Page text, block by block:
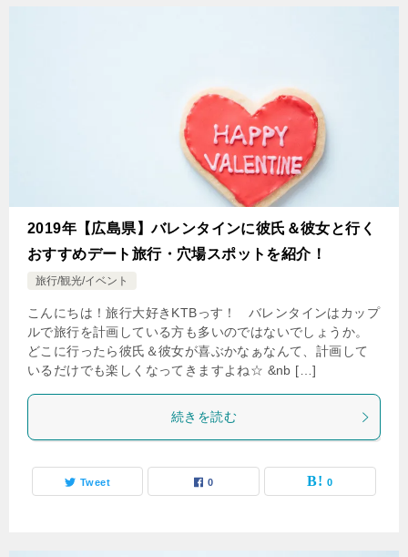
2019年【広島県】バレンタインに彼氏＆彼女と行く
おすすめデート旅行・穴場スポットを紹介！
旅行/観光/イベント
こんにちは！旅行大好きKTBっす！ バレンタインはカップ
ルで旅行を計画している方も多いのではないでしょうか。
どこに行ったら彼氏＆彼女が喜ぶかなぁなんて、計画して
いるだけでも楽しくなってきますよね☆ &nb […]
続きを読む
Tweet 0 0